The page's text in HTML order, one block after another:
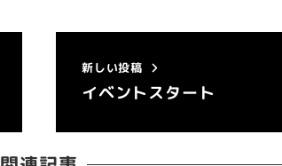
新しい投稿
イベントスタート